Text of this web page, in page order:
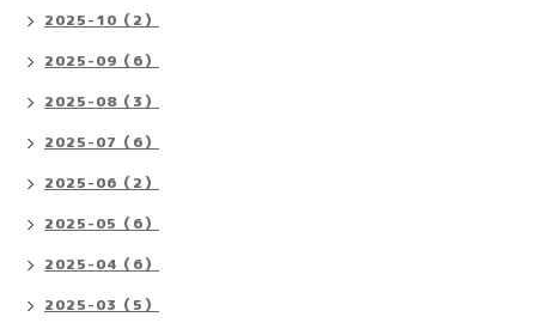
2025-10（2）
2025-09（6）
2025-08（3）
2025-07（6）
2025-06（2）
2025-05（6）
2025-04（6）
2025-03（5）